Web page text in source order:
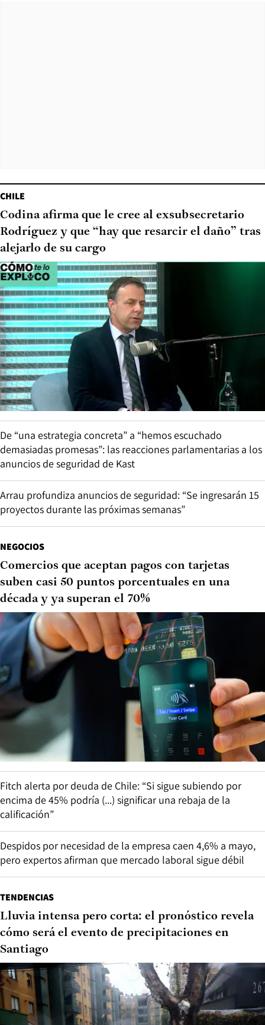
CHILE
Codina afirma que le cree al exsubsecretario
Rodríguez y que “hay que resarcir el daño” tras
alejarlo de su cargo
De “una estrategia concreta” a “hemos escuchado
demasiadas promesas”: las reacciones parlamentarias a los
anuncios de seguridad de Kast
Arrau profundiza anuncios de seguridad: “Se ingresarán 15
proyectos durante las próximas semanas”
NEGOCIOS
Comercios que aceptan pagos con tarjetas
suben casi 50 puntos porcentuales en una
década y ya superan el 70%
Fitch alerta por deuda de Chile: “Si sigue subiendo por
encima de 45% podría (...) significar una rebaja de la
calificación”
Despidos por necesidad de la empresa caen 4,6% a mayo,
pero expertos afirman que mercado laboral sigue débil
TENDENCIAS
Lluvia intensa pero corta: el pronóstico revela
cómo será el evento de precipitaciones en
Santiago